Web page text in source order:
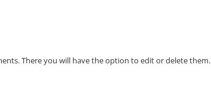
There you will have the option to edit or delete them.